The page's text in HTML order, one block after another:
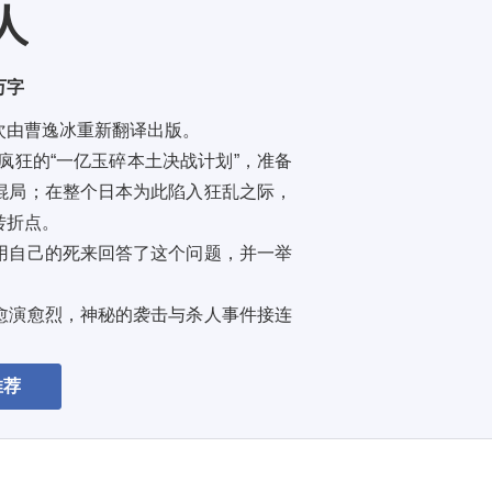
字
曹逸冰重新翻译出版。
的“一亿玉碎本土决战计划”，准备
；在整个日本为此陷入狂乱之际，
点。
己的死来回答了这个问题，并一举
愈烈，神秘的袭击与杀人事件接连